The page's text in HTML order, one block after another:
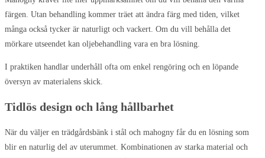
färgen. Utan behandling kommer träet att ändra färg med tiden, vilket
många också tycker är naturligt och vackert. Om du vill behålla det
mörkare utseendet kan oljebehandling vara en bra lösning.
I praktiken handlar underhåll ofta om enkel rengöring och en löpande
översyn av materialens skick.
Tidlös design och lång hållbarhet
När du väljer en trädgårdsbänk i stål och mahogny får du en lösning som
blir en naturlig del av uterummet. Kombinationen av starka material och